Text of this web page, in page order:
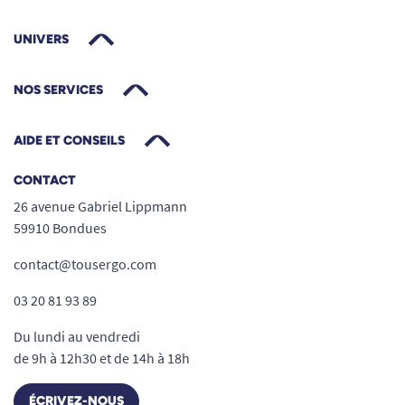
Absorption fiable pour fuites légères à
Confort durable tout au long de la journée
l’aidant
Convient à domicile comme en
établissement
UNIVERS
NOS SERVICES
AIDE ET CONSEILS
CONTACT
26 avenue Gabriel Lippmann
59910 Bondues
contact@tousergo.com
03 20 81 93 89
Du lundi au vendredi
de 9h à 12h30 et de 14h à 18h
ÉCRIVEZ-NOUS